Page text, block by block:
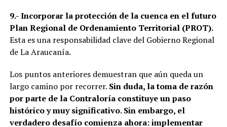
9.- Incorporar la protección de la cuenca en el futuro
Plan Regional de Ordenamiento Territorial (PROT).
Esta es una responsabilidad clave del Gobierno Regional
de La Araucanía.
Los puntos anteriores demuestran que aún queda un
largo camino por recorrer. Sin duda, la toma de razón
por parte de la Contraloría constituye un paso
histórico y muy significativo. Sin embargo, el
verdadero desafío comienza ahora: implementar